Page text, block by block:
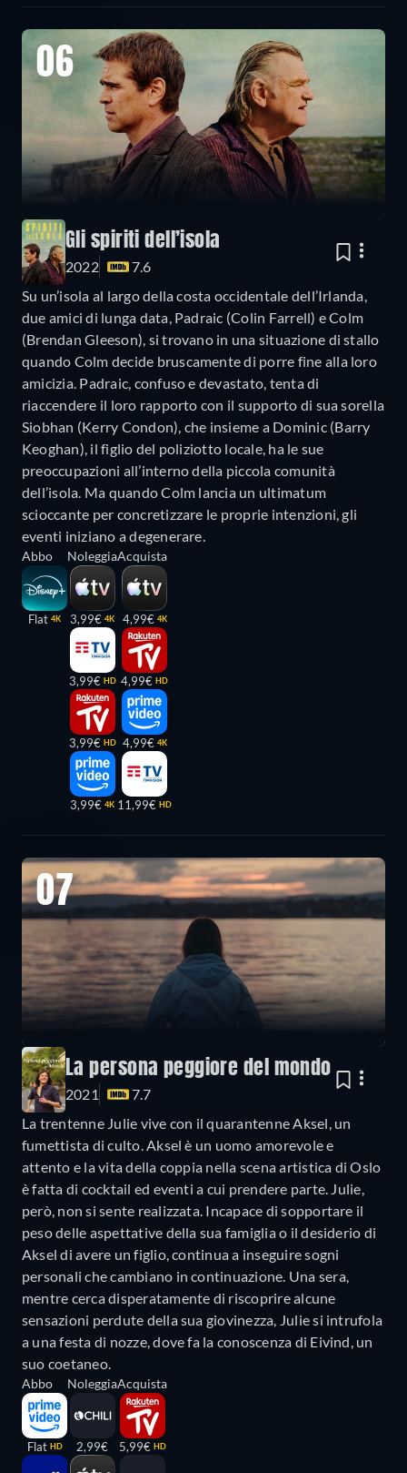
06
Gli spiriti dell’isola
2022
7.6
Su un’isola al largo della costa occidentale dell’Irlanda,
due amici di lunga data, Padraic (Colin Farrell) e Colm
(Brendan Gleeson), si trovano in una situazione di stallo
quando Colm decide bruscamente di porre fine alla loro
amicizia. Padraic, confuso e devastato, tenta di
riaccendere il loro rapporto con il supporto di sua sorella
Siobhan (Kerry Condon), che insieme a Dominic (Barry
Keoghan), il figlio del poliziotto locale, ha le sue
preoccupazioni all’interno della piccola comunità
dell’isola. Ma quando Colm lancia un ultimatum
scioccante per concretizzare le proprie intenzioni, gli
eventi iniziano a degenerare.
Abbo
Flat 4K
Noleggia
3,99€ 4K
3,99€ HD
3,99€ HD
3,99€ 4K
Acquista
4,99€ 4K
4,99€ HD
4,99€ 4K
11,99€ HD
07
La persona peggiore del mondo
2021
7.7
La trentenne Julie vive con il quarantenne Aksel, un
fumettista di culto. Aksel è un uomo amorevole e
attento e la vita della coppia nella scena artistica di Oslo
è fatta di cocktail ed eventi a cui prendere parte. Julie,
però, non si sente realizzata. Incapace di sopportare il
peso delle aspettative della sua famiglia o il desiderio di
Aksel di avere un figlio, continua a inseguire sogni
personali che cambiano in continuazione. Una sera,
mentre cerca disperatamente di riscoprire alcune
sensazioni perdute della sua giovinezza, Julie si intrufola
a una festa di nozze, dove fa la conoscenza di Eivind, un
suo coetaneo.
Abbo
Flat HD
Noleggia
2,99€
Acquista
5,99€ HD